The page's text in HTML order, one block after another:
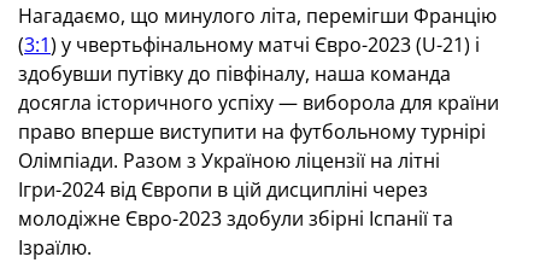
Нагадаємо, що минулого літа, перемігши Францію
(3:1) у чвертьфінальному матчі Євро-2023 (U-21) і
здобувши путівку до півфіналу, наша команда
досягла історичного успіху — виборола для країни
право вперше виступити на футбольному турнірі
Олімпіади. Разом з Україною ліцензії на літні
Ігри-2024 від Європи в цій дисципліні через
молодіжне Євро-2023 здобули збірні Іспанії та
Ізраїлю.